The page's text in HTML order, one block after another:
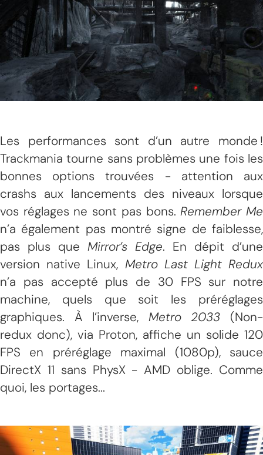
Les performances sont d’un autre monde !
Trackmania tourne sans problèmes une fois les
bonnes options trouvées - attention aux
crashs aux lancements des niveaux lorsque
vos réglages ne sont pas bons.Remember Me
n’a également pas montré signe de faiblesse,
pas plus que Mirror’s Edge. En dépit d’une
version native Linux, Metro Last Light Redux
n’a pas accepté plus de 30 FPS sur notre
machine, quels que soit les préréglages
graphiques. À l’inverse, Metro 2033 (Non-
redux donc), via Proton, affiche un solide 120
FPS en préréglage maximal (1080p), sauce
DirectX 11 sans PhysX - AMD oblige. Comme
quoi, les portages...